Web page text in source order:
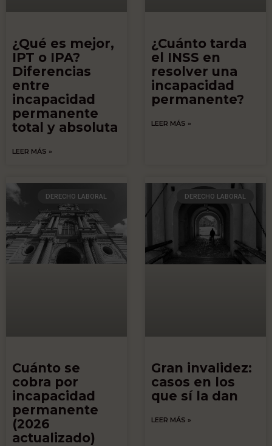
¿Qué es mejor,
IPT o IPA?
Diferencias
entre
incapacidad
permanente
total y absoluta​
LEER MÁS »
¿Cuánto tarda
el INSS en
resolver una
incapacidad
permanente?
LEER MÁS »
DERECHO LABORAL
Cuánto se
cobra por
incapacidad
permanente
(2026
actualizado)
DERECHO LABORAL
Gran invalidez:
casos en los
que sí la dan
LEER MÁS »